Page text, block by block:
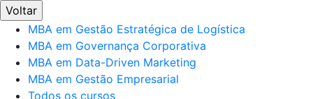
Voltar
MBA em Gestão Estratégica de Logística
MBA em Governança Corporativa
MBA em Data-Driven Marketing
MBA em Gestão Empresarial
Todos os cursos